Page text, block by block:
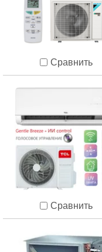
Сравнить
Сравнить